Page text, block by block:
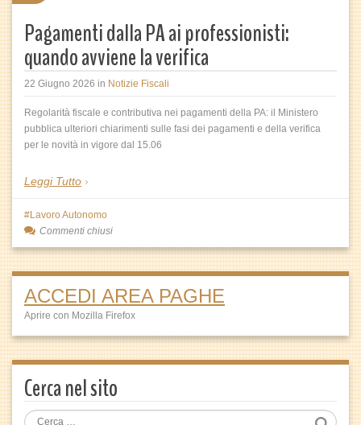
Pagamenti dalla PA ai professionisti:
quando avviene la verifica
22 Giugno 2026 in Notizie Fiscali
Regolarità fiscale e contributiva nei pagamenti della PA: il Ministero
pubblica ulteriori chiarimenti sulle fasi dei pagamenti e della verifica
per le novità in vigore dal 15.06
Leggi Tutto
Lavoro Autonomo
Commenti chiusi
ACCEDI AREA PAGHE
Aprire con Mozilla Firefox
Cerca nel sito